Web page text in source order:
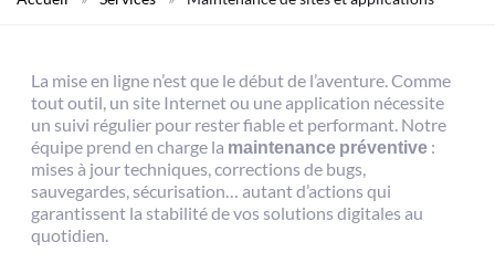
La mise en ligne n’est que le début de l’aventure. Comme
tout outil, un site Internet ou une application nécessite
un suivi régulier pour rester fiable et performant. Notre
équipe prend en charge la maintenance préventive :
mises à jour techniques, corrections de bugs,
sauvegardes, sécurisation… autant d’actions qui
garantissent la stabilité de vos solutions digitales au
quotidien.